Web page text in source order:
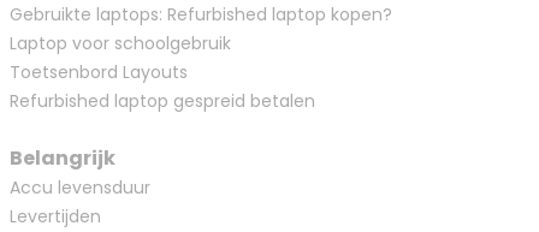
Gebruikte laptops: Refurbished laptop kopen?
Laptop voor schoolgebruik
Toetsenbord Layouts
Refurbished laptop gespreid betalen
Belangrijk
Accu levensduur
Levertijden